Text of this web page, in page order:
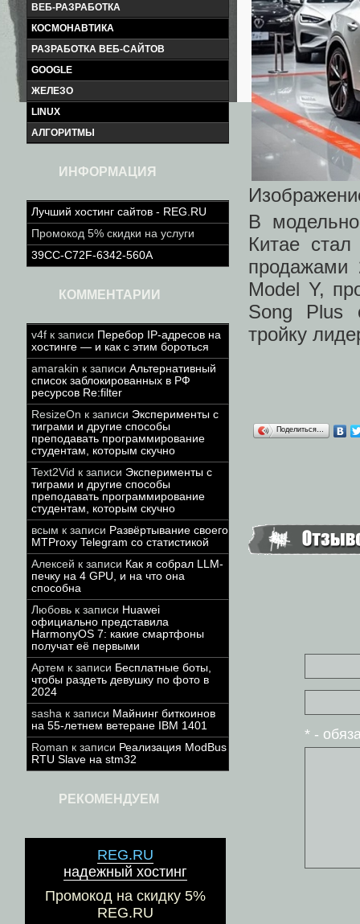
ВЕБ-РАЗРАБОТКА
КОСМОНАВТИКА
РАЗРАБОТКА ВЕБ-САЙТОВ
GOOGLE
ЖЕЛЕЗО
LINUX
АЛГОРИТМЫ
ИНФОРМАЦИЯ
Лучший хостинг сайтов - REG.RU
Промокод 5% скидки на услуги
39CC-C72F-6342-560A
КОММЕНТАРИИ
v4f к записи Перебор IP-адресов на
хостинге — и как с этим бороться
amarakin к записи Альтернативный
список заблокированных в РФ
ресурсов Re:filter
ResizeOn к записи Эксперименты с
тиграми и другие способы
преподавать программирование
студентам, которым скучно
Text2Vid к записи Эксперименты с
тиграми и другие способы
преподавать программирование
студентам, которым скучно
всым к записи Развёртывание своего
MTProxy Telegram со статистикой
Алексей к записи Как я собрал LLM-
печку на 4 GPU, и на что она
способна
Любовь к записи Huawei
официально представила
HarmonyOS 7: какие смартфоны
получат её первыми
Артем к записи Бесплатные боты,
чтобы раздеть девушку по фото в
2024
sasha к записи Майнинг биткоинов
на 55-летнем ветеране IBM 1401
Roman к записи Реализация ModBus
RTU Slave на stm32
РЕКОМЕНДУЕМ
REG.RU
надежный хостинг
Промокод на скидку 5%
REG.RU
В
Китае
продажами
Model Y,
Song Plus
тройку
Поделиться…
* -